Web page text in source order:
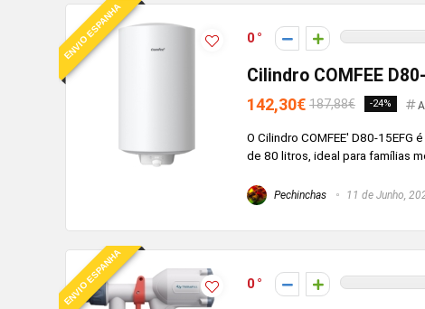
ENVIO ESPANHA 0
Cilindro COMFEE
142,30€ 187,88€ -24%
O Cilindro COMFEE' D80-
de 80 litros, ideal para famílias
Pechinchas 11 de Junho,
ENVIO ESPANHA 0